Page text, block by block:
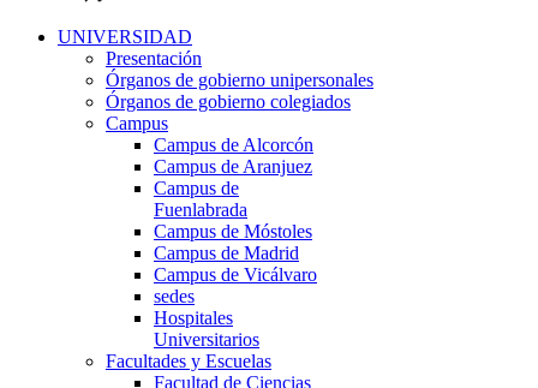
UNIVERSIDAD
Presentación
Órganos de gobierno unipersonales
Órganos de gobierno colegiados
Campus
Campus de Alcorcón
Campus de Aranjuez
Campus de
Fuenlabrada
Campus de Móstoles
Campus de Madrid
Campus de Vicálvaro
sedes
Hospitales
Universitarios
Facultades y Escuelas
Facultad de Ciencias